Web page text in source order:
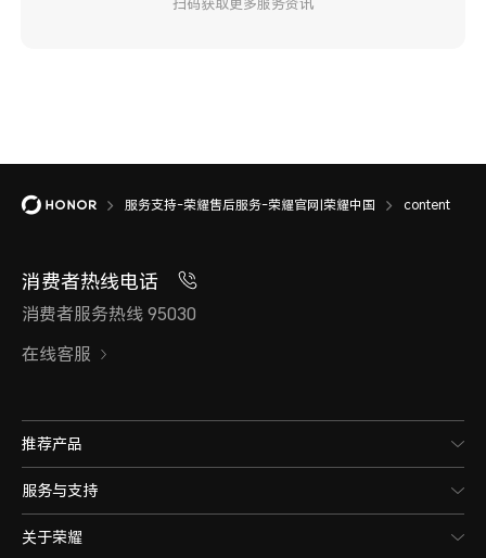
扫码获取更多服务资讯
服务支持-荣耀售后服务-荣耀官网|荣耀中国 content
消费者热线电话
消费者服务热线 95030
在线客服
推荐产品
服务与支持
关于荣耀